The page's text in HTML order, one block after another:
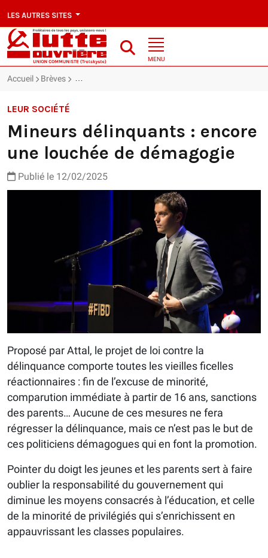
LES AUTRES SITES
MENU
Accueil Brèves Mineurs délinquants : encore une louchée de
LEUR SOCIÉTÉ
Mineurs délinquants : encore
une louchée de démagogie
Publié le 12/02/2025
Proposé par Attal, le projet de loi contre la
délinquance comporte toutes les vieilles ficelles
réactionnaires : fin de l’excuse de minorité,
comparution immédiate à partir de 16 ans, sanctions
des parents… Aucune de ces mesures ne fera
régresser la délinquance, mais ce n’est pas le but de
ces politiciens démagogues qui en font la promotion.
Pointer du doigt les jeunes et les parents sert à faire
oublier la responsabilité du gouvernement qui
diminue les moyens consacrés à l’éducation, et celle
de la minorité de privilégiés qui s’enrichissent en
appauvrissant les classes populaires.